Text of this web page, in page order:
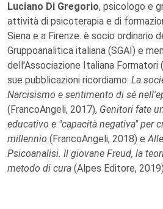
Luciano Di Gregorio, psicologo e
attività di psicoterapia e di
Siena e a Firenze. è socio ordinario
Gruppoanalitica italiana (SGAI) e
dell'Associazione Italiana Formatori
sue pubblicazioni ricordiamo: La
Narcisismo e sentimento di sé
(FrancoAngeli, 2017), Genitori fate
educativo e "capacità negativa" per
millennio (FrancoAngeli, 2018) e
Psicoanalisi. Il giovane Freud, la
metodo di cura (Alpes Editore,